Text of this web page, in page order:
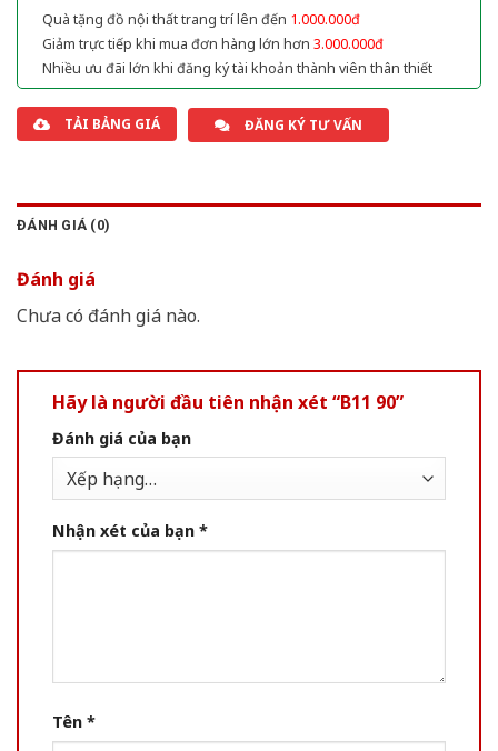
Quà tặng đồ nội thất trang trí lên đến 1.000.000đ
Giảm trực tiếp khi mua đơn hàng lớn hơn 3.000.000đ
Nhiều ưu đãi lớn khi đăng ký tài khoản thành viên thân thiết
TẢI BẢNG GIÁ ĐĂNG KÝ TƯ VẤN
ĐÁNH GIÁ (0)
Đánh giá
Chưa có đánh giá nào.
Hãy là người đầu tiên nhận xét “B11 90”
Đánh giá của bạn
Nhận xét của bạn *
Tên *